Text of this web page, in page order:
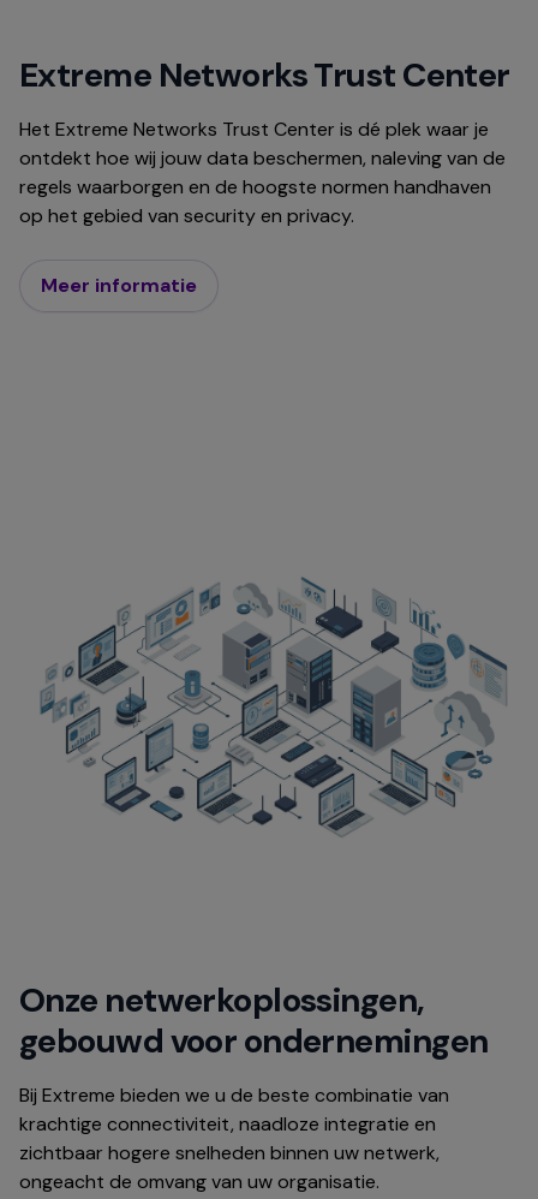
Extreme Networks Trust Center
Het Extreme Networks Trust Center is dé plek waar je
ontdekt hoe wij jouw data beschermen, naleving van de
regels waarborgen en de hoogste normen handhaven
op het gebied van security en privacy.
Meer informatie
Onze netwerkoplossingen,
gebouwd voor ondernemingen
Bij Extreme bieden we u de beste combinatie van
krachtige connectiviteit, naadloze integratie en
zichtbaar hogere snelheden binnen uw netwerk,
ongeacht de omvang van uw organisatie.